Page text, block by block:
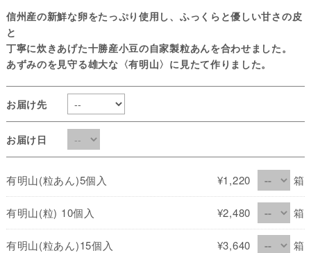
信州産の新鮮な卵をたっぷり使用し、ふっくらと優しい甘さの皮
と
丁寧に炊きあげた十勝産小豆の自家製粒あんを合わせました。
あずみのを見守る雄大な〈有明山〉に見たて作りました。
お届け先
お届け日
有明山(粒あん)5個入 ¥1,220 箱
有明山(粒) 10個入 ¥2,480 箱
有明山(粒あん)15個入 ¥3,640 箱